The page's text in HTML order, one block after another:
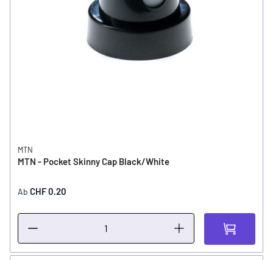
MTN
MTN - Pocket Skinny Cap Black/White
Ab CHF 0.20